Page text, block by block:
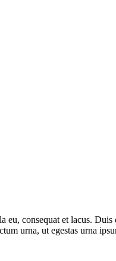
consequat et lacus.
urna, ut egestas urna